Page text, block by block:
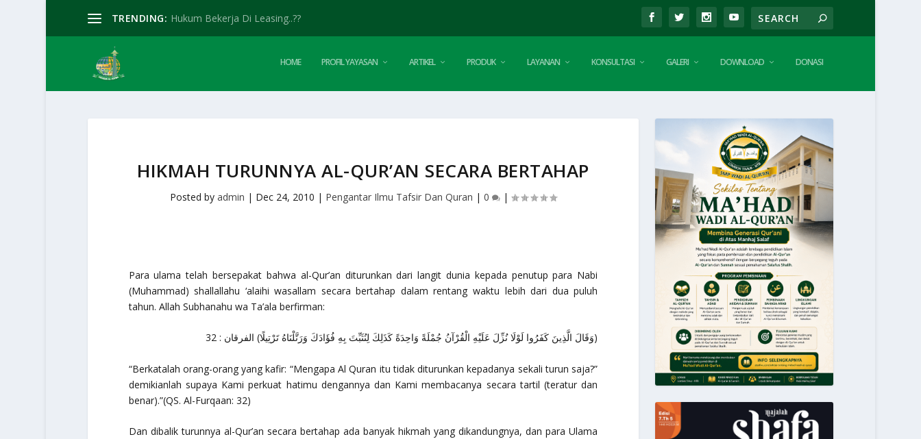
TRENDING: Hukum Bekerja Di Leasing..??
HOME PROFIL YAYASAN ARTIKEL PRODUK LAYANAN KONSULTASI GALERI DOWNLOAD DONASI
HIKMAH TURUNNYA AL-QUR’AN SECARA BERTAHAP
Posted by admin | Dec 24, 2010 | Pengantar Ilmu Tafsir Dan Quran | 0 |
Para ulama telah bersepakat bahwa al-Qur’an diturunkan dari langit dunia kepada penutup para Nabi
(Muhammad) shallallahu ‘alaihi wasallam secara bertahap dalam rentang waktu lebih dari dua puluh
tahun. Allah Subhanahu wa Ta’ala berfirman:
(وَقَالَ الَّذِينَ كَفَرُوا لَوْلَا نُزِّلَ عَلَيْهِ الْقُرْآنُ جُمْلَةً وَاحِدَةً كَذَلِكَ لِنُثَبِّتَ بِهِ فُؤَادَكَ وَرَتَّلْنَاهُ تَرْتِيلًا) الفرقان : 32
“Berkatalah orang-orang yang kafir: “Mengapa Al Quran itu tidak diturunkan kepadanya sekali turun saja?”
demikianlah supaya Kami perkuat hatimu dengannya dan Kami membacanya secara tartil (teratur dan
benar).”(QS. Al-Furqaan: 32)
Dan dibalik turunnya al-Qur’an secara bertahap ada banyak hikmah yang dikandungnya, dan para Ulama